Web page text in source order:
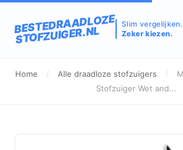
BESTEDRAADLOZE
STOFZUIGER.NL
Slim vergelijken.
Zeker kiezen.
Home / Alle draadloze stofzuigers /
Stofzuiger Wet and...